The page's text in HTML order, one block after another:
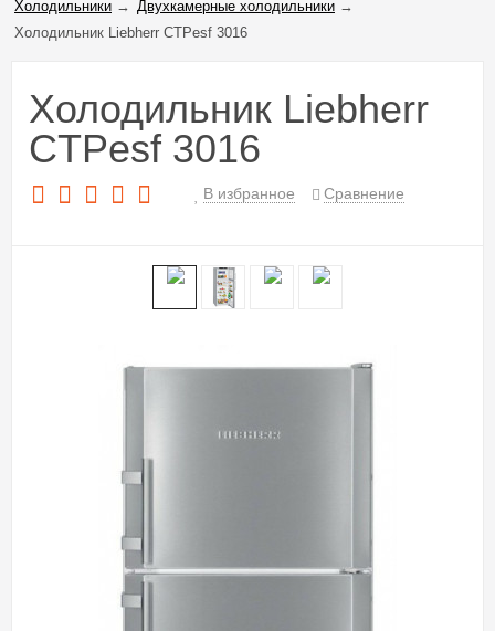
Холодильники → Двухкамерные холодильники →
Холодильник Liebherr CTPesf 3016
Холодильник Liebherr
CTPesf 3016
В избранное Сравнение